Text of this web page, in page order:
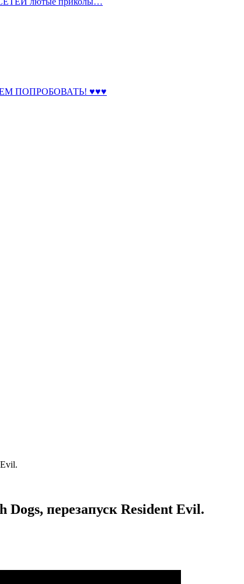
ПОПРОБОВАТЬ! ♥♥♥
перезапуск Resident Evil.